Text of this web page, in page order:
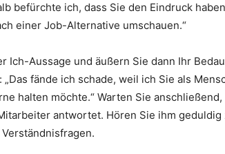
befürchte ich, dass Sie den Eindruck
einer Job-Alternative umschauen.“
Ich-Aussage und äußern Sie dann Ihr
fände ich schade, weil ich Sie als
halten möchte.“ Warten Sie
antwortet. Hören Sie ihm geduldig